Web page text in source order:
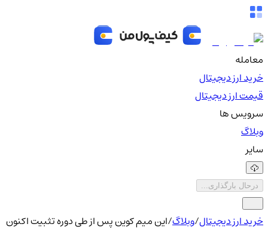
معامله
خرید ارز دیجیتال
قیمت ارز دیجیتال
سرویس ها
وبلاگ
سایر
درحال بارگذاری...
خرید ارز دیجیتال/وبلاگ/این میم کوین پس از طی دوره تثبیت اکنون